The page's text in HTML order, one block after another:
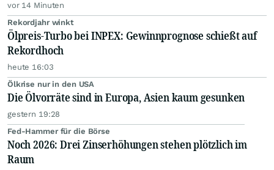
vor 14 Minuten
Rekordjahr winkt
Ölpreis-Turbo bei INPEX: Gewinnprognose schießt auf
Rekordhoch
heute 16:03
Ölkrise nur in den USA
Die Ölvorräte sind in Europa, Asien kaum gesunken
gestern 19:28
Fed-Hammer für die Börse
Noch 2026: Drei Zinserhöhungen stehen plötzlich im
Raum